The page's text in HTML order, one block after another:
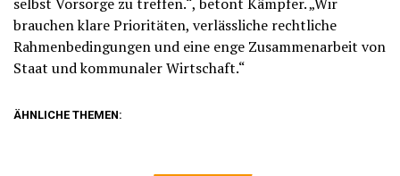
brauchen klare Prioritäten, verlässliche rechtliche
Rahmenbedingungen und eine enge Zusammenarbeit von
Staat und kommunaler Wirtschaft.“
ÄHNLICHE THEMEN: